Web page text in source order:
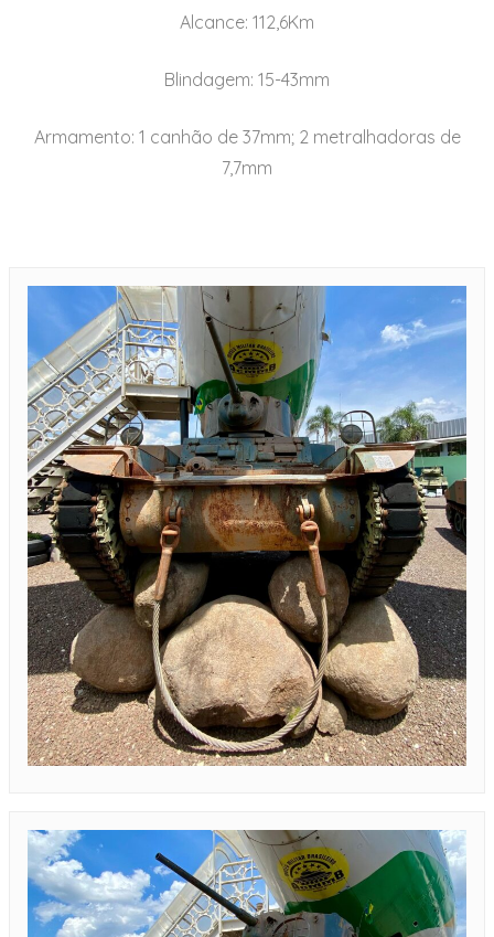
Alcance: 112,6Km
Blindagem: 15-43mm
Armamento: 1 canhão de 37mm; 2 metralhadoras de
7,7mm